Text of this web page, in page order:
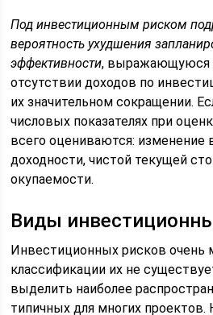
Под инвестиционным риском
вероятность ухудшения
эффективности, выражающуюся
отсутствии доходов по
их значительном сокращении.
числовых показателях при
всего оцениваются: изменение
доходности, чистой текущей
окупаемости.
Виды
Инвестиционных рисков очень
классификации их не
выделить наиболее
типичных для многих